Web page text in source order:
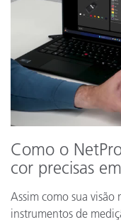
Como o
cor precisas
Assim como sua
instrumentos de